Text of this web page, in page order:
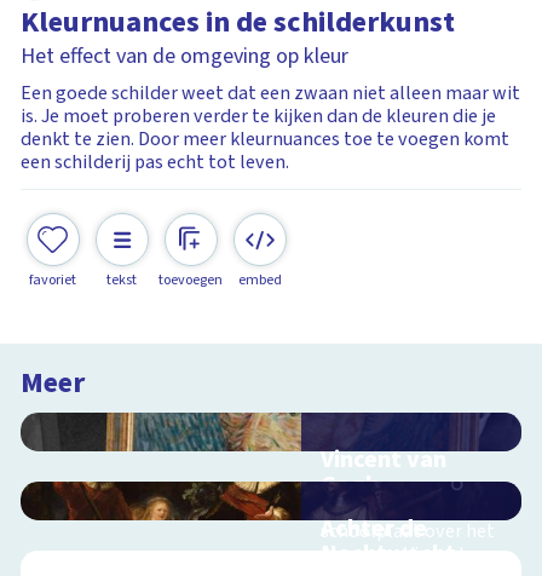
Kleurnuances in de schilderkunst
Het effect van de omgeving op kleur
Een goede schilder weet dat een zwaan niet alleen maar wit
is. Je moet proberen verder te kijken dan de kleuren die je
denkt te zien. Door meer kleurnuances toe te voegen komt
een schilderij pas echt tot leven.
favoriet tekst toevoegen embed
Meer
Vincent van
Gogh
Interactieve
schoolplaat over het
leven van Vincent van
Achter de
Nachtwacht